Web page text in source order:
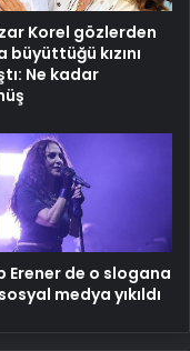
Korel gözlerden
büyüttüğü kızını
Ne kadar
Erener de o slogana
medya yıkıldı